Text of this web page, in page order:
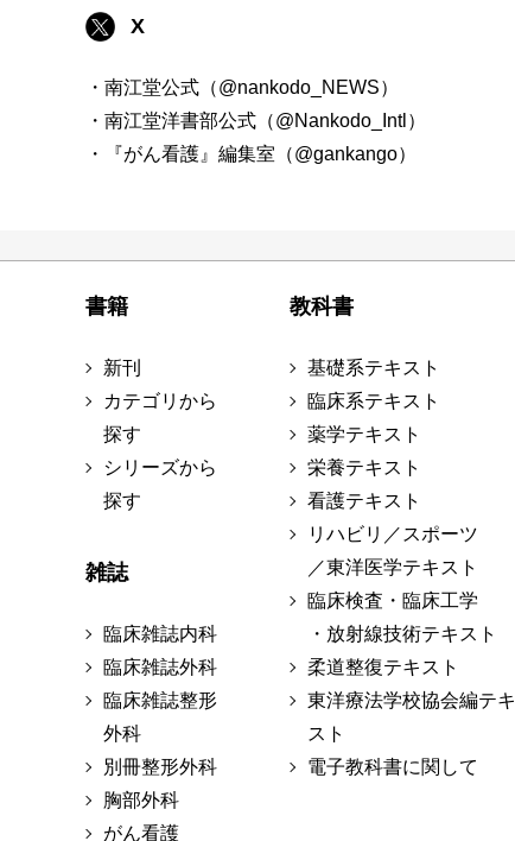
X
・南江堂公式（@nankodo_NEWS）
・南江堂洋書部公式（@Nankodo_Intl）
・『がん看護』編集室（@gankango）
書籍
新刊
カテゴリから
探す
シリーズから
探す
雑誌
臨床雑誌内科
臨床雑誌外科
臨床雑誌整形
外科
別冊整形外科
胸部外科
がん看護
教科書
基礎系テキスト
臨床系テキスト
薬学テキスト
栄養テキスト
看護テキスト
リハビリ／スポーツ
／東洋医学テキスト
臨床検査・臨床工学
・放射線技術テキスト
柔道整復テキスト
東洋療法学校協会編テキ
スト
電子教科書に関して